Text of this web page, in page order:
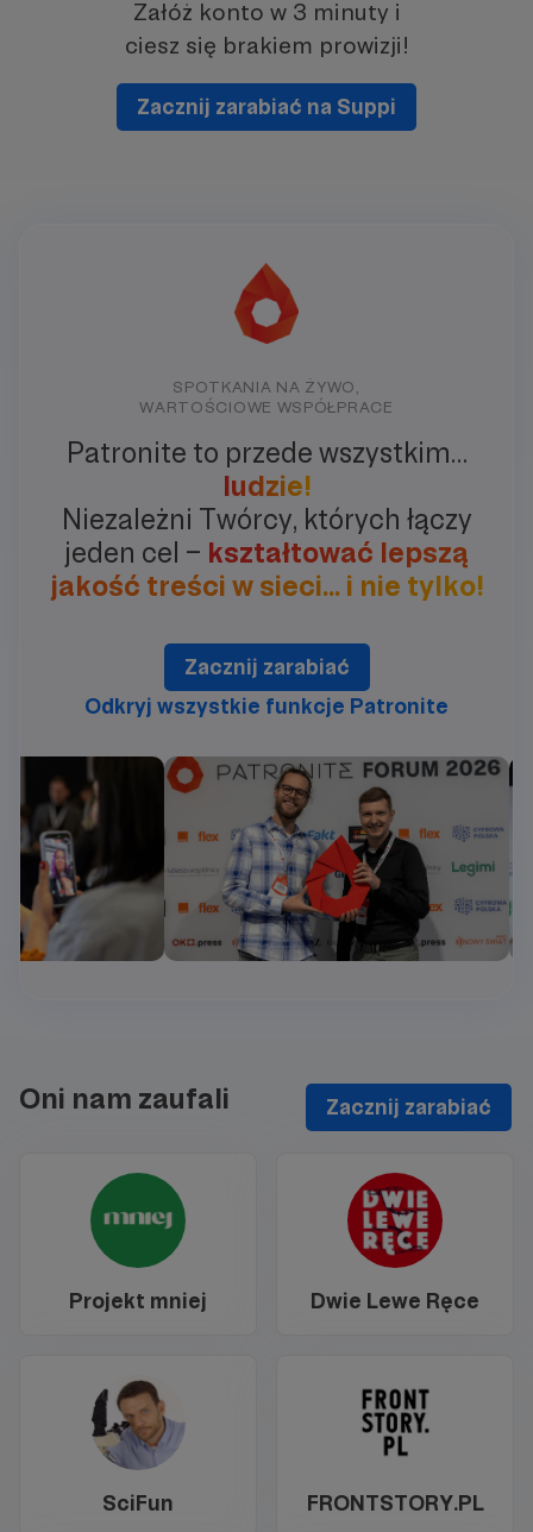
Załóż konto w 3 minuty i
ciesz się brakiem prowizji!
Zacznij zarabiać na Suppi
SPOTKANIA NA ŻYWO,
WARTOŚCIOWE WSPÓŁPRACE
Patronite to przede wszystkim…
ludzie!
Niezależni Twórcy, których łączy
jeden cel – kształtować lepszą
jakość treści w sieci… i nie tylko!
Zacznij zarabiać
Odkryj wszystkie funkcje Patronite
Oni nam zaufali Zacznij zarabiać
Projekt mniej Dwie Lewe Ręce
SciFun FRONTSTORY.PL